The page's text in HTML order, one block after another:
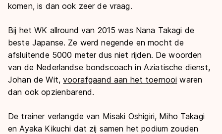
komen, is dan ook zeer de vraag.
Bij het WK allround van 2015 was Nana Takagi de
beste Japanse. Ze werd negende en mocht de
afsluitende 5000 meter dus niet rijden. De woorden
van de Nederlandse bondscoach in Aziatische dienst,
Johan de Wit,voorafgaand aan het toernooi waren
dan ook opzienbarend.
De trainer verlangde van Misaki Oshigiri, Miho Takagi
en Ayaka Kikuchi dat zij samen het podium zouden